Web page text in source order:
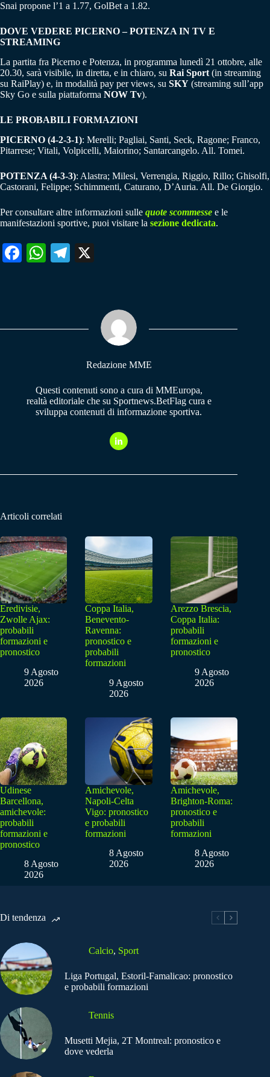
Snai propone l’1 a 1.77, GolBet a 1.82.
DOVE VEDERE PICERNO – POTENZA IN TV E
STREAMING
La partita fra Picerno e Potenza, in programma lunedì 21 ottobre, alle
20.30, sarà visibile, in diretta, e in chiaro, su Rai Sport (in streaming
su RaiPlay) e, in modalità pay per views, su SKY (streaming sull’app
Sky Go e sulla piattaforma NOW Tv).
LE PROBABILI FORMAZIONI
PICERNO (4-2-3-1): Merelli; Pagliai, Santi, Seck, Ragone; Franco,
Pitarrese; Vitali, Volpicelli, Maiorino; Santarcangelo. All. Tomei.
POTENZA (4-3-3): Alastra; Milesi, Verrengia, Riggio, Rillo; Ghisolfi,
Castorani, Felippe; Schimmenti, Caturano, D’Auria. All. De Giorgio.
Per consultare altre informazioni sulle quote scommesse e le
manifestazioni sportive, puoi visitare la sezione dedicata.
Fa W
pp
Te
m
Redazione MME
Questi contenuti sono a cura di MMEuropa,
realtà editoriale che su Sportnews.BetFlag cura e
sviluppa contenuti di informazione sportiva.
Articoli correlati
Eredivisie,
Zwolle Ajax:
probabili
formazioni e
pronostico
9 Agosto
2026
Coppa Italia,
Benevento-
Ravenna:
pronostico e
probabili
formazioni
9 Agosto
2026
Arezzo Brescia,
Coppa Italia:
probabili
formazioni e
pronostico
9 Agosto
2026
Udinese
Barcellona,
amichevole:
probabili
formazioni e
pronostico
8 Agosto
2026
Amichevole,
Napoli-Celta
Vigo: pronostico
e probabili
formazioni
8 Agosto
2026
Amichevole,
Brighton-Roma:
pronostico e
probabili
formazioni
8 Agosto
2026
Di tendenza
Calcio, Sport
Liga Portugal, Estoril-Famalicao: pronostico
e probabili formazioni
Tennis
Musetti Mejia, 2T Montreal: pronostico e
dove vederla